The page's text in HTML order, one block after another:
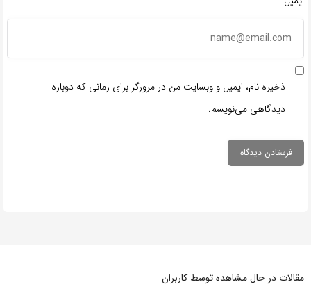
ذخیره نام، ایمیل و وبسایت من در مرورگر برای زمانی که دوباره
دیدگاهی می‌نویسم.
مقالات در حال مشاهده توسط کاربران